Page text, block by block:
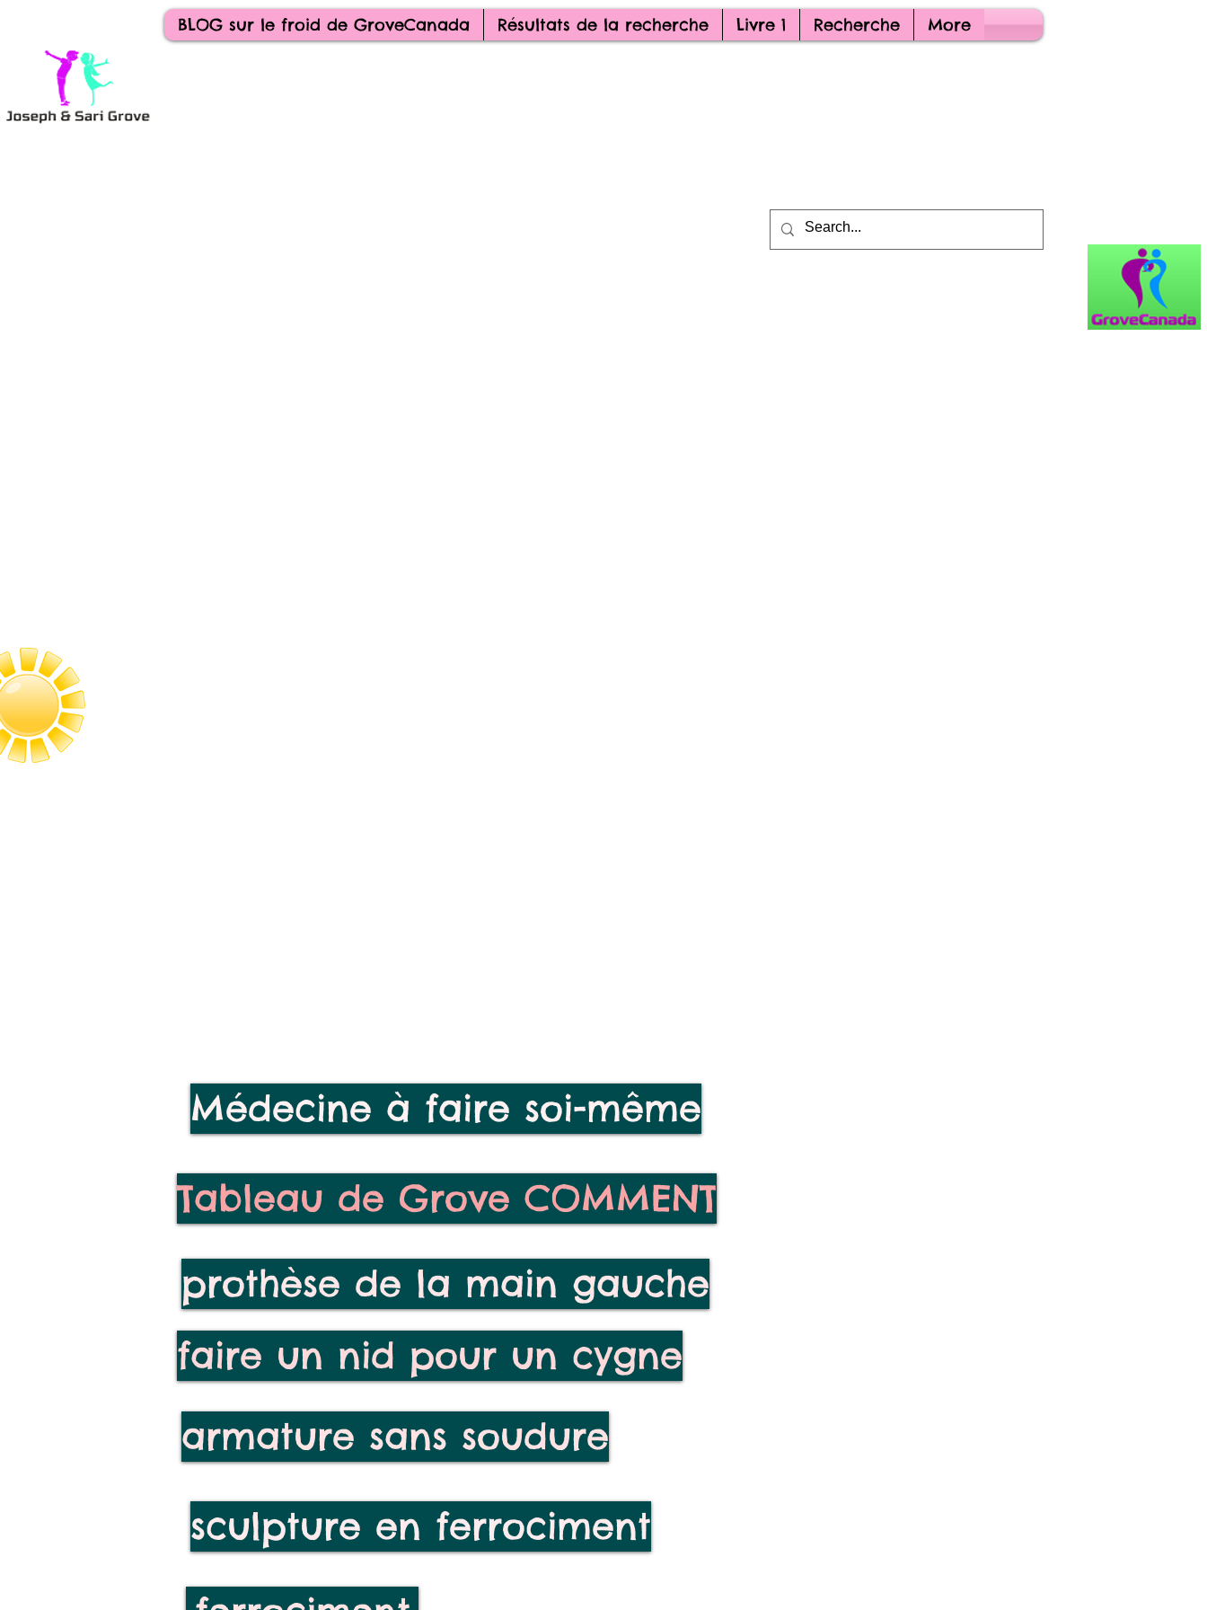
BLOG sur le froid de GroveCanada Résultats de la recherche Livre 1 Recherche More
Médecine à faire soi-même
Tableau de Grove COMMENT
prothèse de la main gauche
faire un nid pour un cygne
armature sans soudure
sculpture en ferrociment